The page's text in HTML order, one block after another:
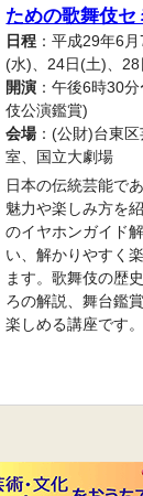
ための歌舞伎セ
日程 ：平成29年6
(水)、24日(土)、28
開演 ：午後6時30
伎公演鑑賞)
会場：(公財)台東
室、国立大劇場
日本の伝統芸能で
魅力や楽しみ方を
のイヤホンガイド
い、解かりやすく
ます。歌舞伎の歴
ろの解説、舞台鑑
楽しめる講座です。